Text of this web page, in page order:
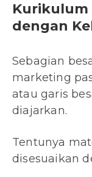
Kurikulum
dengan
Sebagian
marketing
atau garis
diajarkan.
Tentunya
disesuaikan